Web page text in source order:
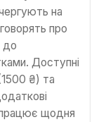
на
про
до
Доступні
₴) та
працює щодня